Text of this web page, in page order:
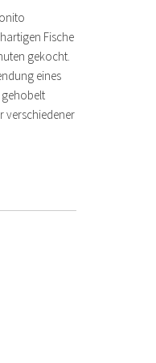
Fische
gekocht.
eines
gehobelt
verschiedener